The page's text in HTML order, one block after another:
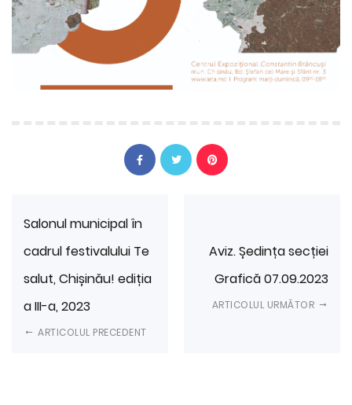
Salonul municipal în
cadrul festivalului Te
salut, Chișinău! ediția
a III-a, 2023
ARTICOLUL PRECEDENT
Aviz. Ședința secției
Grafică 07.09.2023
ARTICOLUL URMĂTOR